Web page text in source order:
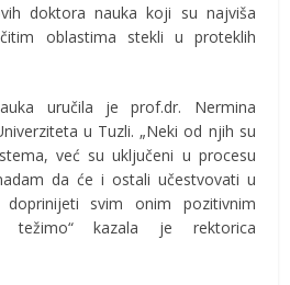
doktora nauka koji su najviša
oblastima stekli u proteklih
uručila je prof.dr. Nermina
u Tuzli. „Neki od njih su
već su uključeni u procesu
da će i ostali učestvovati u
svim onim pozitivnim
težimo“ kazala je rektorica